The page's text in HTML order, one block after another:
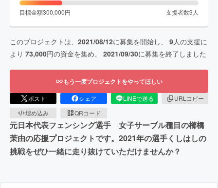
目標金額300,000円 支援者数9 人
このプロジェクトは、 2021/08/12に募集を開始し、 9人の支援に
より 73,000円の資金を集め、 2021/09/30に募集を終了しました
もう一度プロジェクトをやってほしい
ポスト シェア LINEで送る
URLコピー
埋め込み
QRコード
元日本代表フェンシング選手 女子サーブル種目の櫛橋
茉由の応援プロジェクトです。2021年の選手くしはしの
挑戦をぜひ一緒に走り抜けていただけませんか？